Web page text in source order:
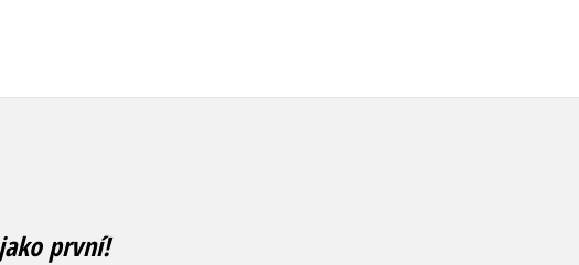
první!